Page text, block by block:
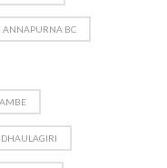
ANNAPURNA BC
DHAULAGIRI